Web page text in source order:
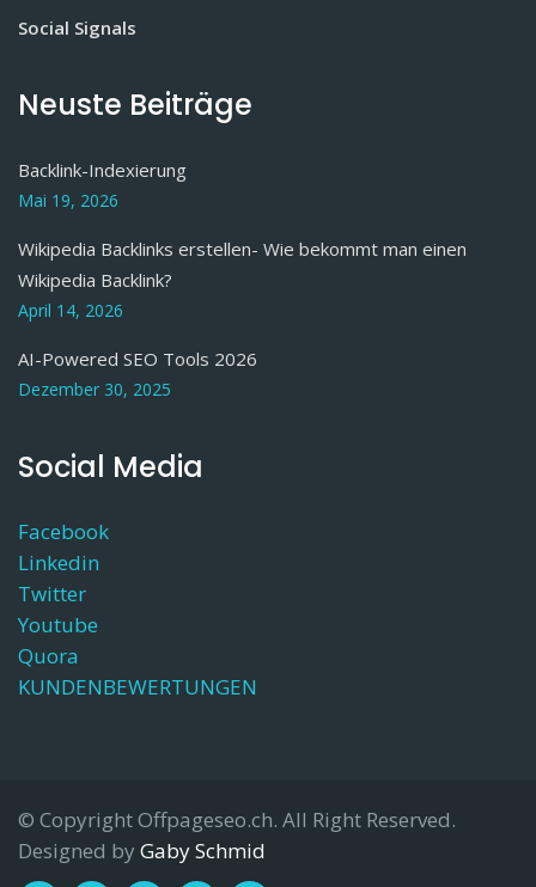
Social Signals
Neuste Beiträge
Backlink-Indexierung
Mai 19, 2026
Wikipedia Backlinks erstellen- Wie bekommt man einen
Wikipedia Backlink?
April 14, 2026
AI-Powered SEO Tools 2026
Dezember 30, 2025
Social Media
Facebook
Linkedin
Twitter
Youtube
Quora
KUNDENBEWERTUNGEN
© Copyright Offpageseo.ch. All Right Reserved.
Designed by Gaby Schmid